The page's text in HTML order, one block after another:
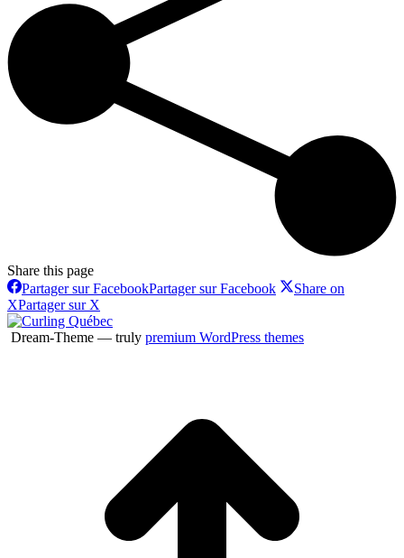
Share this page
Partager sur FacebookPartager sur Facebook
Share on
XPartager sur X
Dream-Theme — truly premium WordPress themes